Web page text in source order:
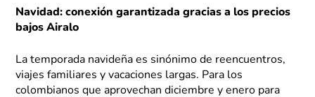
Navidad: conexión garantizada gracias a los precios
bajos Airalo
La temporada navideña es sinónimo de reencuentros,
viajes familiares y vacaciones largas. Para los
colombianos que aprovechan diciembre y enero para